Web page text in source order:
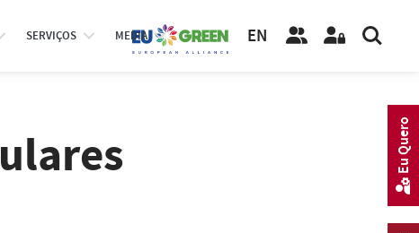
SERVIÇOS MEDIA EN
Eu Quero